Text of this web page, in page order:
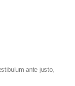
ante justo,